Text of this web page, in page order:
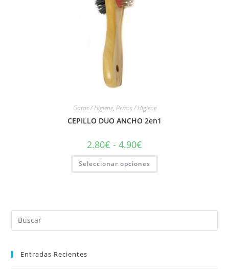
Gatos / Higiene, Perros / Higiene
CEPILLO DUO ANCHO 2en1
2.80€ - 4.90€
Seleccionar opciones
Entradas Recientes